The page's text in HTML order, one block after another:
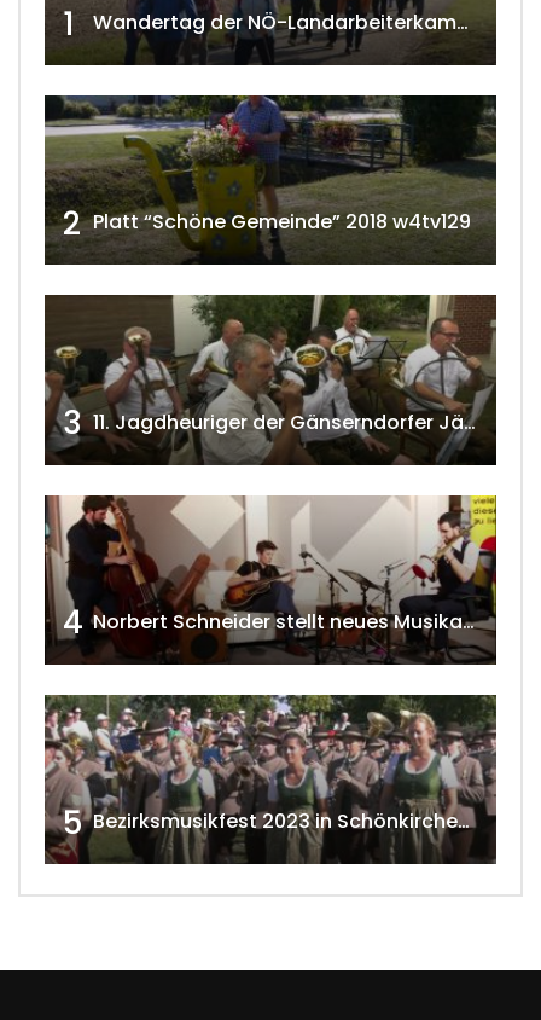
1 Wandertag der NÖ-Landarbeiterkammer in Hollabrunn 2024
2 Platt “Schöne Gemeinde” 2018 w4tv129
3 11. Jagdheuriger der Gänserndorfer Jäger 2020 w4tv166
4 Norbert Schneider stellt neues Musikalbum vor 2020 w4tv168
5 Bezirksmusikfest 2023 in Schönkirchen-Reyersdorf